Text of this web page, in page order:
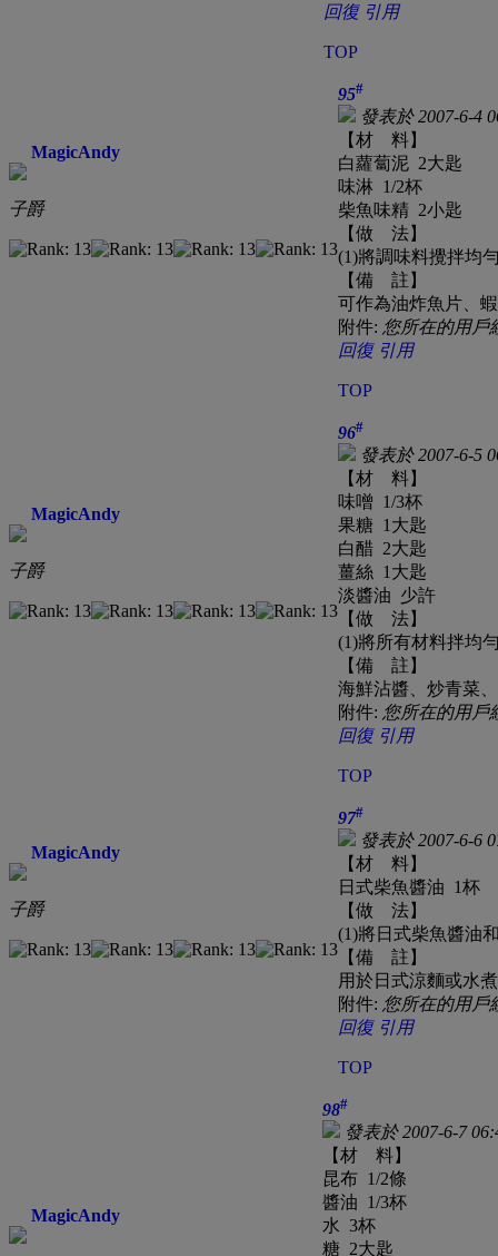
回復 引用
TOP
MagicAndy
子爵
95#
發表於 2007-6-4
【材 料】
白蘿蔔泥 2大匙
味淋 1/2杯
柴魚味精 2小匙
【做 法】
(1)將調味料攪拌均
【備 註】
可作為油炸魚片、
附件: 您所在的用戶
回復 引用
TOP
MagicAndy
子爵
96#
發表於 2007-6-5
【材 料】
味噌 1/3杯
果糖 1大匙
白醋 2大匙
薑絲 1大匙
淡醬油 少許
【做 法】
(1)將所有材料拌均
【備 註】
海鮮沾醬、炒青菜
附件: 您所在的用戶
回復 引用
TOP
MagicAndy
子爵
97#
發表於 2007-6-6
【材 料】
日式柴魚醬油 1杯
【做 法】
(1)將日式柴魚醬油
【備 註】
用於日式涼麵或水
附件: 您所在的用戶
回復 引用
TOP
MagicAndy
98#
發表於 2007-6-7
【材 料】
昆布 1/2條
醬油 1/3杯
水 3杯
糖 2大匙